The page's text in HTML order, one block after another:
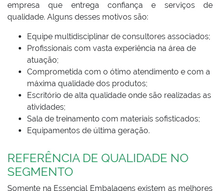
empresa que entrega confiança e serviços de
qualidade. Alguns desses motivos são:
Equipe multidisciplinar de consultores associados;
Profissionais com vasta experiência na área de
atuação;
Comprometida com o ótimo atendimento e com a
máxima qualidade dos produtos;
Escritório de alta qualidade onde são realizadas as
atividades;
Sala de treinamento com materiais sofisticados;
Equipamentos de última geração.
REFERÊNCIA DE QUALIDADE NO
SEGMENTO
Somente na Essencial Embalagens existem as melhores